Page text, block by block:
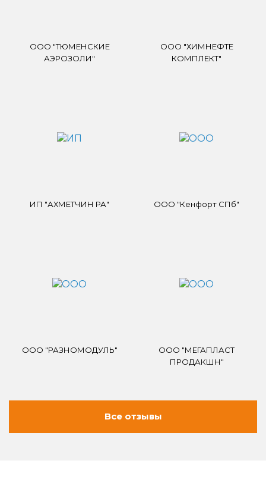
ООО "ТЮМЕНСКИЕ
АЭРОЗОЛИ"
ООО "ХИМНЕФТЕ
КОМПЛЕКТ"
ИП "АХМЕТЧИН РА" ООО "Кенфорт СПб"
ООО "РАЗНОМОДУЛЬ"
ООО "МЕГАПЛАСТ
ПРОДАКШН"
Все отзывы